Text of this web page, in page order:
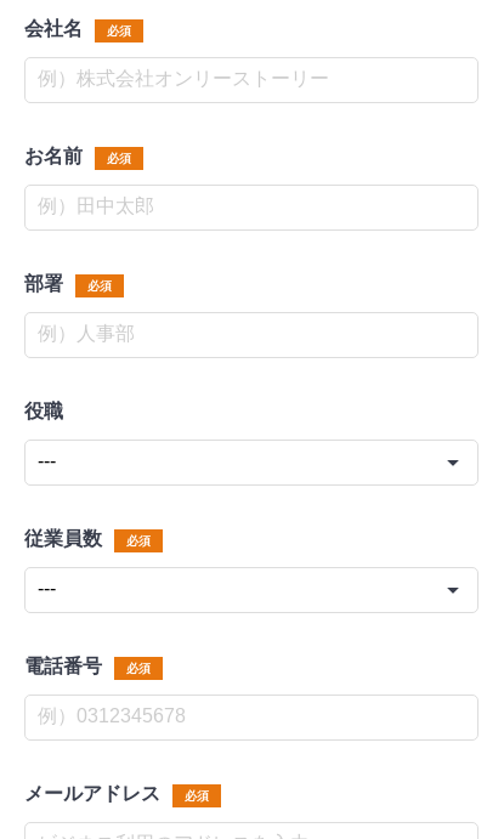
会社名 必須
お名前 必須
部署 必須
役職
従業員数 必須
電話番号 必須
メールアドレス 必須